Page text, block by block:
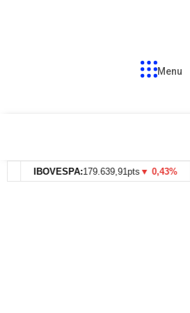
Menu
IBOVESPA:179.639,91pts▼ 0,43%